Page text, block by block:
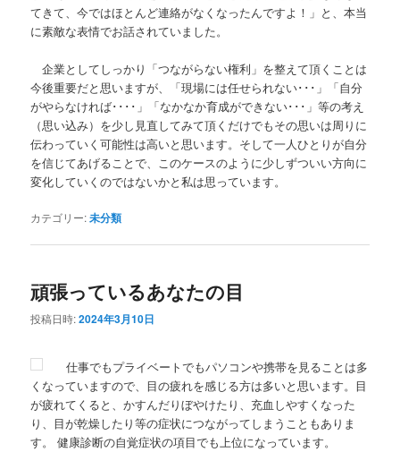
てきて、今ではほとんど連絡がなくなったんですよ！」と、本当
に素敵な表情でお話されていました。
企業としてしっかり「つながらない権利」を整えて頂くことは
今後重要だと思いますが、「現場には任せられない･･･」「自分
がやらなければ････」「なかなか育成ができない･･･」等の考え
（思い込み）を少し見直してみて頂くだけでもその思いは周りに
伝わっていく可能性は高いと思います。そして一人ひとりが自分
を信じてあげることで、このケースのように少しずついい方向に
変化していくのではないかと私は思っています。
カテゴリー:未分類
頑張っているあなたの目
投稿日時:2024年3月10日
仕事でもプライベートでもパソコンや携帯を見ることは多
くなっていますので、目の疲れを感じる方は多いと思います。目
が疲れてくると、かすんだりぼやけたり、充血しやすくなった
り、目が乾燥したり等の症状につながってしまうこともありま
す。 健康診断の自覚症状の項目でも上位になっています。